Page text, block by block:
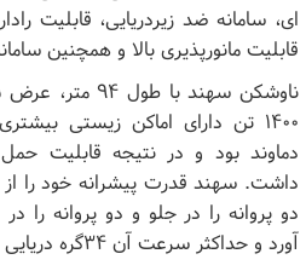
ای، سامانه ضد زیردریایی، قابلیت
قابلیت مانورپذیری بالا و همچنین
۱۴۰۰ تن دارای اماکن زیستی
دماوند بود و در نتیجه قابلیت
دو پروانه را در جلو و دو پروانه
آورد و حداکثر سرعت آن ۳۴گره دریایی بود.